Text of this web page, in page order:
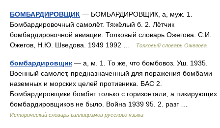
БОМБАРДИРОВЩИК — БОМБАРДИРОВЩИК, а, муж. 1.
Бомбардировочный самолёт. Тяжёлый б. 2. Лётчик
бомбардировочной авиации. Толковый словарь Ожегова. С.И.
Ожегов, Н.Ю. Шведова. 1949 1992 …
Толковый словарь Ожегова
бомбардировщик — а, м. 1. То же, что бомбовоз. Уш. 1935.
Военный самолет, предназначенный для поражения бомбами
наземных и морских целей противника. БАС 2.
Бомбардировщики бомбят только с горизонтали, а пикирующих
бомбардировщиков не было. Война 1939 95. 2. разг …
Исторический словарь галлицизмов русского языка